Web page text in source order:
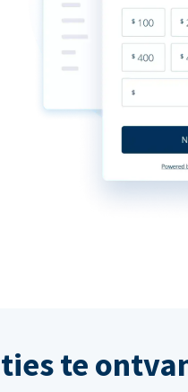
te